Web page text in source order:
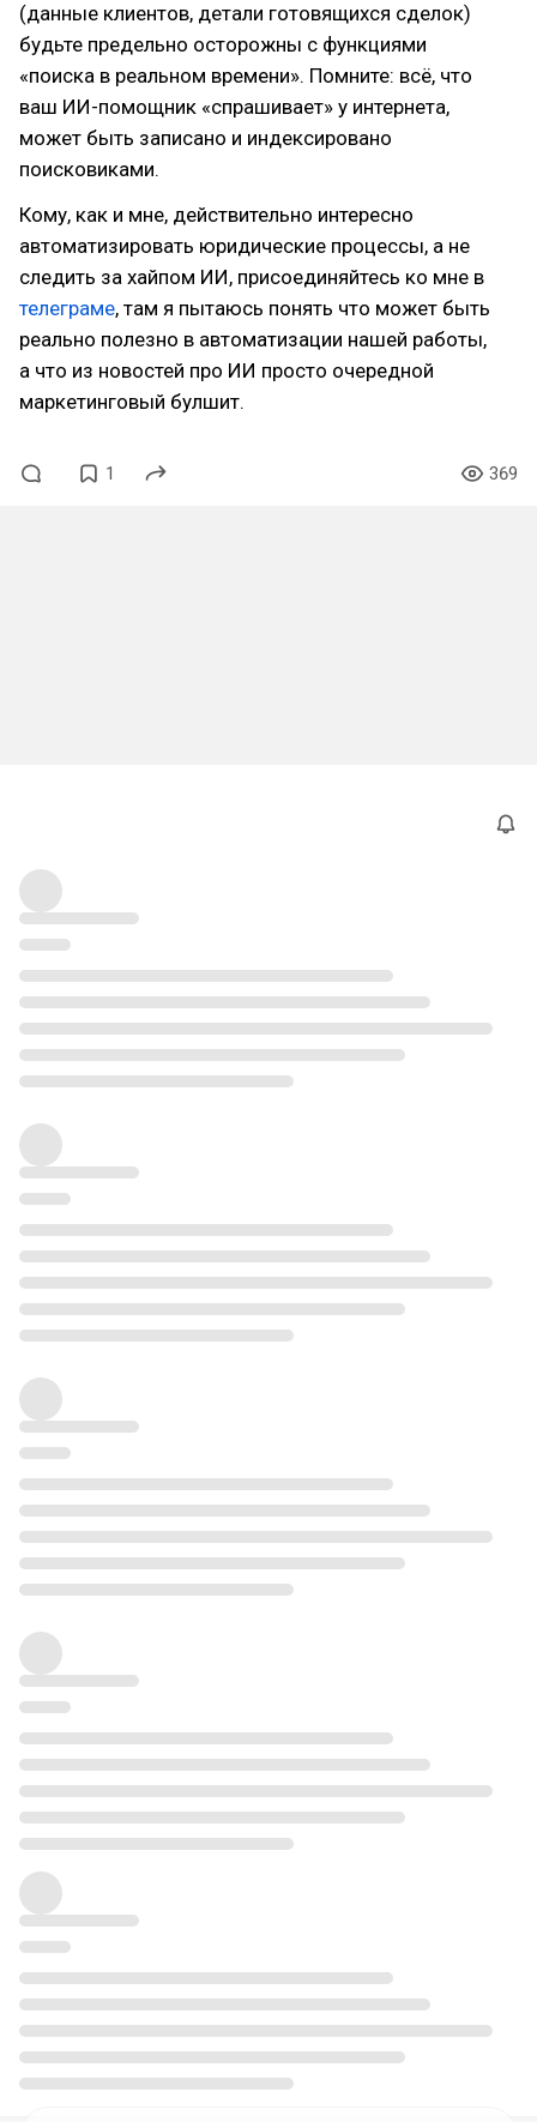
(данные клиентов, детали готовящихся сделок)
будьте предельно осторожны с функциями
«поиска в реальном времени». Помните: всё, что
ваш ИИ-помощник «спрашивает» у интернета,
может быть записано и индексировано
поисковиками.
Кому, как и мне, действительно интересно
автоматизировать юридические процессы, а не
следить за хайпом ИИ, присоединяйтесь ко мне в
телеграме, там я пытаюсь понять что может быть
реально полезно в автоматизации нашей работы,
а что из новостей про ИИ просто очередной
маркетинговый булшит.
1 369